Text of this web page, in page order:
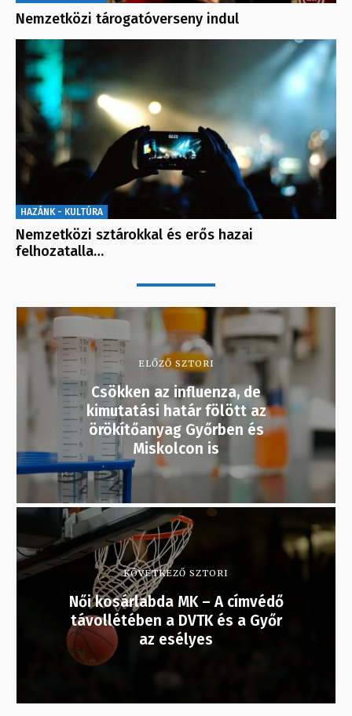
Nemzetközi tárogatóverseny indul
HAZÁNK - KULTÚRA
Nemzetközi sztárokkal és erős hazai
felhozatalla…
ELŐZŐ SZTORI
Csökken az influenza, de
kimutatási határ fölött az
örökítőanyag Győrben és
Miskolcon is
KÖVETKEZŐ SZTORI
Női kosárlabda MK – A címvédő
távollétében a DVTK és a Győr
az esélyes